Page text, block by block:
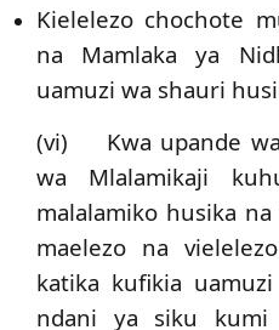
Kielelezo chochote
na Mamlaka ya
uamuzi wa shauri
(vi) Kwa upande wa
wa Mlalamikaji
malalamiko husika
maelezo na
katika kufikia
ndani ya siku